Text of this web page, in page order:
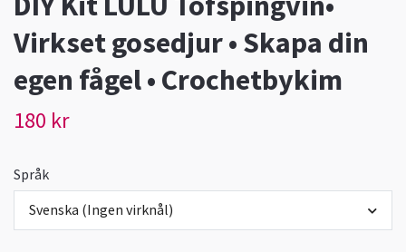
Virkset gosedjur • Skapa din
egen fågel • Crochetbykim
180 kr
Språk
Svenska (Ingen virknål)